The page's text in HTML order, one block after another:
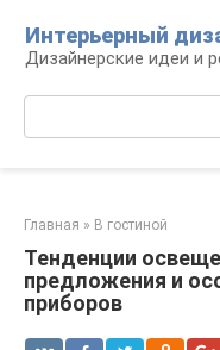
контенту
Интерьерный
Дизайнерские идеи и
Главная » В гостиной
Тенденции
предложения и
приборов